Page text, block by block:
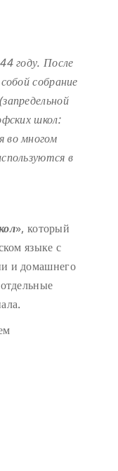
году. После
собрание
школ:
во многом
в
», который
языке с
и домашнего